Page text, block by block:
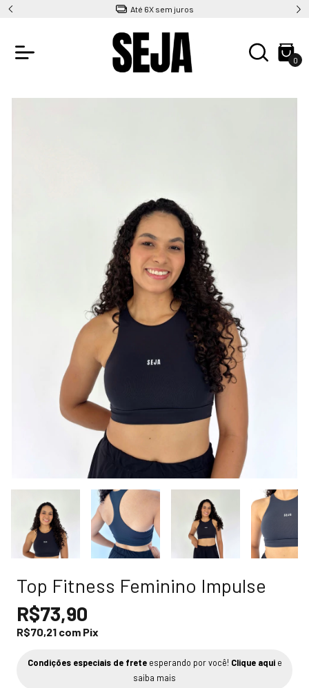
Até 6X sem juros
0
Top Fitness Feminino Impulse
R$73,90
R$70,21 com Pix
Condições especiais de freteesperando por você! Clique aquie
saiba mais